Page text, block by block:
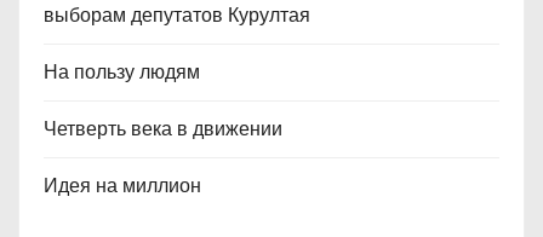
выборам депутатов Курултая
На пользу людям
Четверть века в движении
Идея на миллион